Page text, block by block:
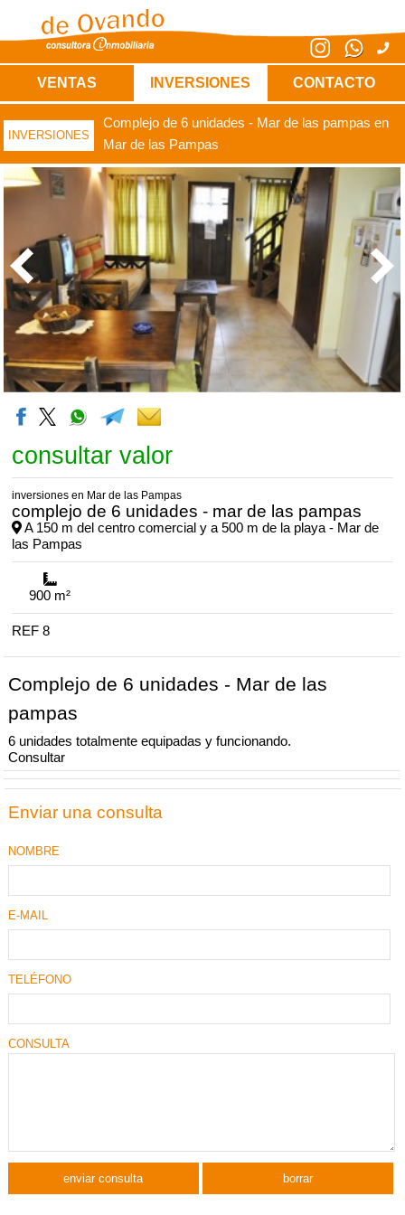
VENTAS INVERSIONES CONTACTO
INVERSIONES
Complejo de 6 unidades - Mar de las pampas en
Mar de las Pampas
consultar valor
inversiones en Mar de las Pampas
complejo de 6 unidades - mar de las pampas
A 150 m del centro comercial y a 500 m de la playa - Mar de
las Pampas
900 m²
REF 8
Complejo de 6 unidades - Mar de las
pampas
6 unidades totalmente equipadas y funcionando.
Consultar
Enviar una consulta
NOMBRE
E-MAIL
TELÉFONO
CONSULTA